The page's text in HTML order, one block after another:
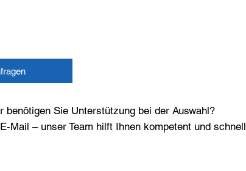
Sie Unterstützung bei der Auswahl?
Mail – unser Team hilft Ihnen kompetent und schnell